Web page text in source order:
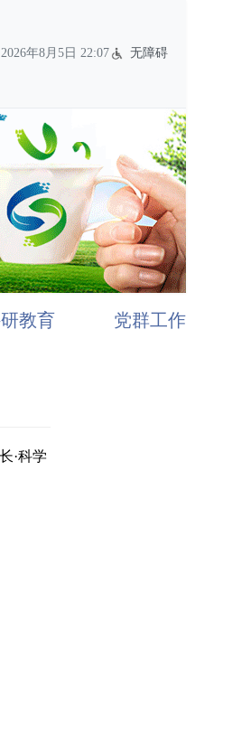
2026年8月5日 22:07 无障碍
教育 党群工作
·科学